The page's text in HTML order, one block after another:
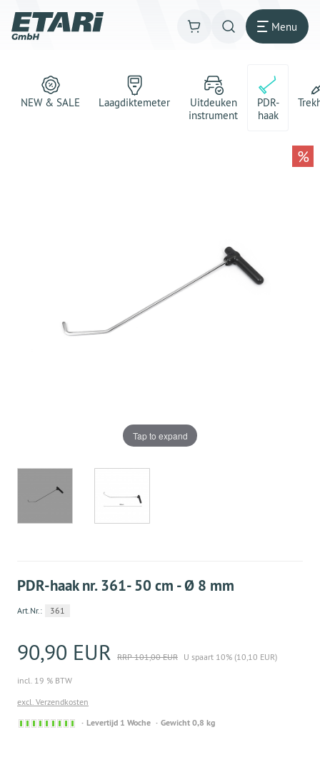
Menu
NEW & SALE Laagdiktemeter
Uitdeuken
instrument
PDR-
haak
Tap to expand
%
PDR-haak nr. 361- 50 cm - Ø 8 mm
Art.Nr.: 361
90,90 EUR RRP 101,00 EUR U spaart 10% (10,10 EUR)
incl. 19 % BTW
excl. Verzendkosten
Sofort
Levertijd 1 Woche Gewicht 0,8 kg